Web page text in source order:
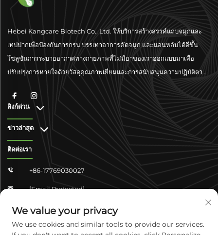
Hebei Kangcare Biotech Co., Ltd. ให้บริการสร้างสรรค์แถบจมูกและ
เทปปากเพื่อป้องกันการกรน บรรเทาอาการคัดจมูก และนอนหลับได้ดีขึ้น
โซลูชันการระบายอากาศทางกายภาพที่ไม่มียาของเราออกแบบมาเพื่อ
ปรับปรุงการหายใจด้วยวัสดุคุณภาพเยี่ยมและการสนับสนุนความปฏิบัติตาม
ลิงก์ด่วน
ข่าวล่าสุด
ติดต่อเรา
 +86-17769030027
 [email Protected]

จงซาน ชางจวิน 4-304 เขตหยูหัว เมืองเสิ่นเจียจวง มณฑลเหอเป่ย
ประเทศจีน
We value your privacy
We use cookies and similar tools to provide our services.